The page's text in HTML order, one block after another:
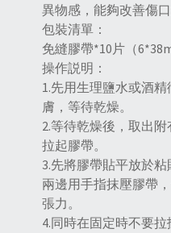
異物感，能夠改善傷
包裝清單：
免縫膠帶*10片（
操作説明：
1.先用生理鹽水或酒
膚，等待乾燥。
2.等待乾燥後，取出
拉起膠帶。
3.先將膠帶貼平放於
兩邊用手指抹壓膠帶
張力。
4.同時在固定時不要